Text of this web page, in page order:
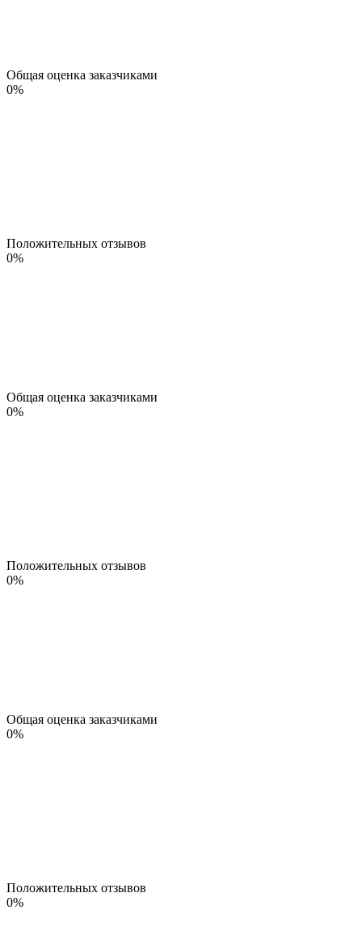
Общая оценка заказчиками
0%
Положительных отзывов
0%
Общая оценка заказчиками
0%
Положительных отзывов
0%
Общая оценка заказчиками
0%
Положительных отзывов
0%